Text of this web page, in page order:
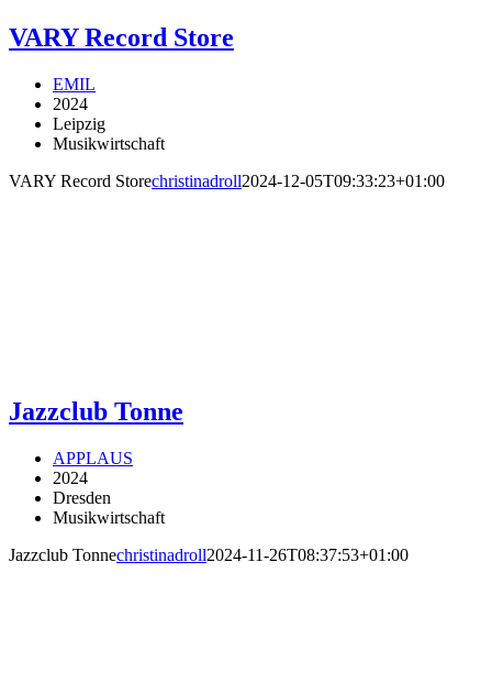
VARY Record Store
EMIL
2024
Leipzig
Musikwirtschaft
VARY Record Storechristinadroll2024-12-05T09:33:23+01:00
Jazzclub Tonne
APPLAUS
2024
Dresden
Musikwirtschaft
Jazzclub Tonnechristinadroll2024-11-26T08:37:53+01:00